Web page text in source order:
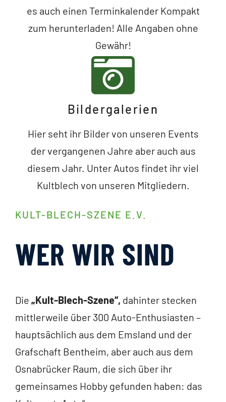
es auch einen Terminkalender Kompakt
zum herunterladen! Alle Angaben ohne
Gewähr!
Bildergalerien
Hier seht ihr Bilder von unseren Events
der vergangenen Jahre aber auch aus
diesem Jahr. Unter Autos findet ihr viel
Kultblech von unseren Mitgliedern.
KULT-BLECH-SZENE E.V.
WER WIR SIND
Die „Kult-Blech-Szene“, dahinter stecken
mittlerweile über 300 Auto-Enthusiasten –
hauptsächlich aus dem Emsland und der
Grafschaft Bentheim, aber auch aus dem
Osnabrücker Raum, die sich über ihr
gemeinsames Hobby gefunden haben: das